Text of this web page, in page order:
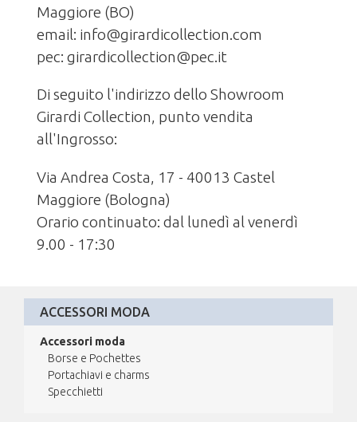
Maggiore (BO)
email: info@girardicollection.com
pec:girardicollection@pec.it
Di seguito l'indirizzo dello Showroom
Girardi Collection, punto vendita
all'Ingrosso:
Via Andrea Costa, 17 - 40013 Castel
Maggiore (Bologna)
Orario continuato: dal lunedì al venerdì
9.00 - 17:30
ACCESSORI MODA
Accessori moda
Borse e Pochettes
Portachiavi e charms
Specchietti